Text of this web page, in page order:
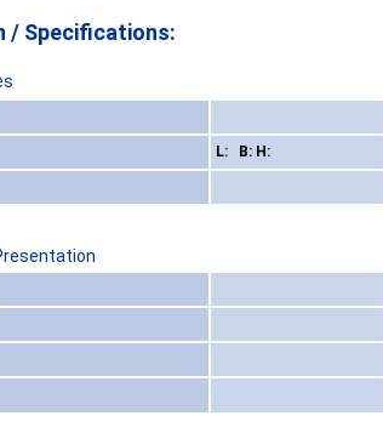
/ Specifications:
L: B: H: